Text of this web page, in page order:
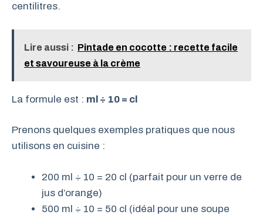
centilitres.
Lire aussi : Pintade en cocotte : recette facile
et savoureuse à la crème
La formule est : ml ÷ 10 = cl
Prenons quelques exemples pratiques que nous
utilisons en cuisine :
200 ml ÷ 10 = 20 cl (parfait pour un verre de
jus d’orange)
500 ml ÷ 10 = 50 cl (idéal pour une soupe